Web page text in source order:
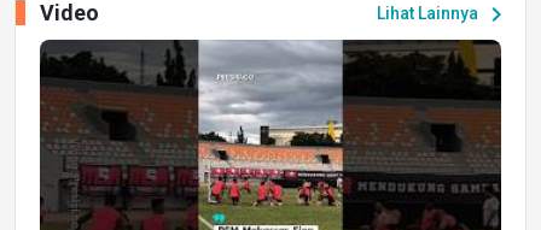
Lihat Lainnya chevron_right
Video